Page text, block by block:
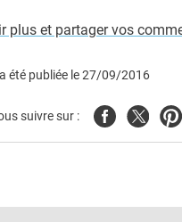
plus et partager vos
été publiée le27/09/2016
suivre sur : FacebookTwitter